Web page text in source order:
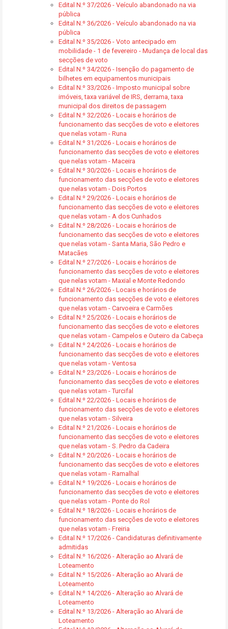
Edital N.º 37/2026 - Veículo abandonado na via
pública
Edital N.º 36/2026 - Veículo abandonado na via
pública
Edital N.º 35/2026 - Voto antecipado em
mobilidade - 1 de fevereiro - Mudança de local das
secções de voto
Edital N.º 34/2026 - Isenção do pagamento de
bilhetes em equipamentos municipais
Edital N.º 33/2026 - Imposto municipal sobre
imóveis, taxa variável de IRS, derrama, taxa
municipal dos direitos de passagem
Edital N.º 32/2026 - Locais e horários de
funcionamento das secções de voto e eleitores
que nelas votam - Runa
Edital N.º 31/2026 - Locais e horários de
funcionamento das secções de voto e eleitores
que nelas votam - Maceira
Edital N.º 30/2026 - Locais e horários de
funcionamento das secções de voto e eleitores
que nelas votam - Dois Portos
Edital N.º 29/2026 - Locais e horários de
funcionamento das secções de voto e eleitores
que nelas votam - A dos Cunhados
Edital N.º 28/2026 - Locais e horários de
funcionamento das secções de voto e eleitores
que nelas votam - Santa Maria, São Pedro e
Matacães
Edital N.º 27/2026 - Locais e horários de
funcionamento das secções de voto e eleitores
que nelas votam - Maxial e Monte Redondo
Edital N.º 26/2026 - Locais e horários de
funcionamento das secções de voto e eleitores
que nelas votam - Carvoeira e Carmões
Edital N.º 25/2026 - Locais e horários de
funcionamento das secções de voto e eleitores
que nelas votam - Campelos e Outeiro da Cabeça
Edital N.º 24/2026 - Locais e horários de
funcionamento das secções de voto e eleitores
que nelas votam - Ventosa
Edital N.º 23/2026 - Locais e horários de
funcionamento das secções de voto e eleitores
que nelas votam - Turcifal
Edital N.º 22/2026 - Locais e horários de
funcionamento das secções de voto e eleitores
que nelas votam - Silveira
Edital N.º 21/2026 - Locais e horários de
funcionamento das secções de voto e eleitores
que nelas votam - S. Pedro da Cadeira
Edital N.º 20/2026 - Locais e horários de
funcionamento das secções de voto e eleitores
que nelas votam - Ramalhal
Edital N.º 19/2026 - Locais e horários de
funcionamento das secções de voto e eleitores
que nelas votam - Ponte do Rol
Edital N.º 18/2026 - Locais e horários de
funcionamento das secções de voto e eleitores
que nelas votam - Freiria
Edital N.º 17/2026 - Candidaturas definitivamente
admitidas
Edital N.º 16/2026 - Alteração ao Alvará de
Loteamento
Edital N.º 15/2026 - Alteração ao Alvará de
Loteamento
Edital N.º 14/2026 - Alteração ao Alvará de
Loteamento
Edital N.º 13/2026 - Alteração ao Alvará de
Loteamento